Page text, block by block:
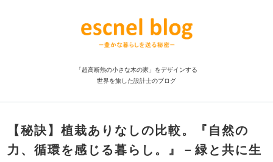
「超高断熱の小さな木の家」をデザインする
世界を旅した設計士のブログ
【秘訣】植栽ありなしの比較。『自然の
力、循環を感じる暮らし。』－緑と共に生